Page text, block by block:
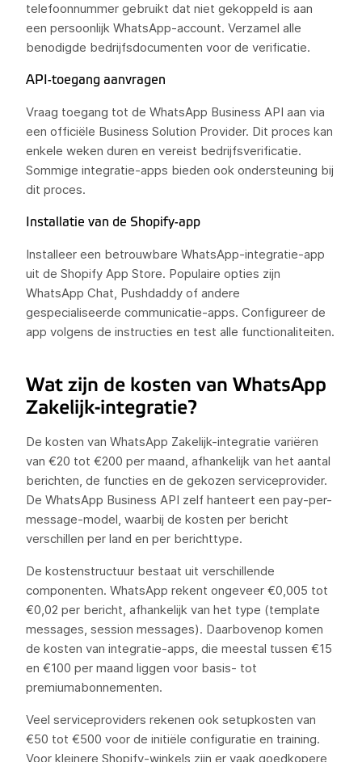
telefoonnummer gebruikt dat niet gekoppeld is aan
een persoonlijk WhatsApp-account. Verzamel alle
benodigde bedrijfsdocumenten voor de verificatie.
API-toegang aanvragen
Vraag toegang tot de WhatsApp Business API aan via
een officiële Business Solution Provider. Dit proces kan
enkele weken duren en vereist bedrijfsverificatie.
Sommige integratie-apps bieden ook ondersteuning bij
dit proces.
Installatie van de Shopify-app
Installeer een betrouwbare WhatsApp-integratie-app
uit de Shopify App Store. Populaire opties zijn
WhatsApp Chat, Pushdaddy of andere
gespecialiseerde communicatie-apps. Configureer de
app volgens de instructies en test alle functionaliteiten.
Wat zijn de kosten van WhatsApp
Zakelijk-integratie?
De kosten van WhatsApp Zakelijk-integratie variëren
van €20 tot €200 per maand, afhankelijk van het aantal
berichten, de functies en de gekozen serviceprovider.
De WhatsApp Business API zelf hanteert een pay-per-
message-model, waarbij de kosten per bericht
verschillen per land en per berichttype.
De kostenstructuur bestaat uit verschillende
componenten. WhatsApp rekent ongeveer €0,005 tot
€0,02 per bericht, afhankelijk van het type (template
messages, session messages). Daarbovenop komen
de kosten van integratie-apps, die meestal tussen €15
en €100 per maand liggen voor basis- tot
premiumabonnementen.
Veel serviceproviders rekenen ook setupkosten van
€50 tot €500 voor de initiële configuratie en training.
Voor kleinere Shopify-winkels zijn er vaak goedkopere